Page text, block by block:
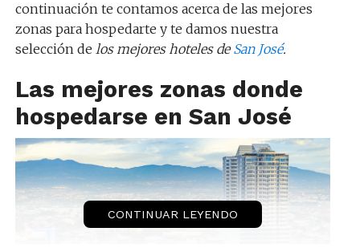
continuación te contamos acerca de las mejores
zonas para hospedarte y te damos nuestra
selección de los mejores hoteles deSan José.
Las mejores zonas donde
hospedarse en San José
CONTINUAR LEYENDO